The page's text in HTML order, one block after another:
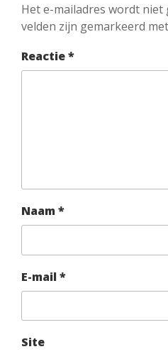
Het e-mailadres wordt niet
velden zijn gemarkeerd met
Reactie*
Naam *
E-mail *
Site